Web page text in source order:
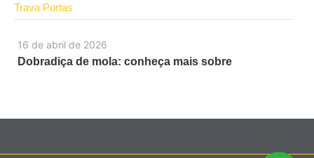
16 de abril de 2026
Dobradiça de mola: conheça mais sobre
Trava Portas